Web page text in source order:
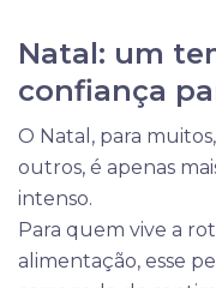
Natal: um
confiança
O Natal, para
outros, é apenas
intenso.
Para quem vive a
alimentação, esse